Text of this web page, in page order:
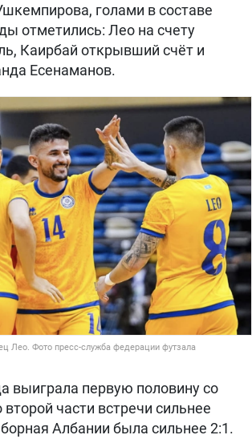
голами в составе
отметились: Лео на счету
Каирбай открывший счёт и
Есенаманов.
Лео. Фото пресс-служба федерации футзала
выиграла первую половину со
второй части встречи сильнее
Албании была сильнее 2:1.